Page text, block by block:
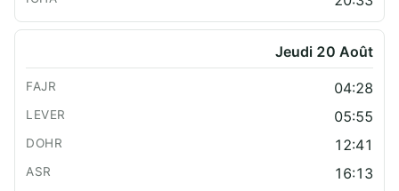
Jeudi 20 Août
04:28
05:55
12:41
16:13